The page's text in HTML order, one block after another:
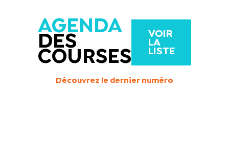
AGENDA
DES
COURSES
VOIR
LA
LISTE
Découvrez le dernier numéro